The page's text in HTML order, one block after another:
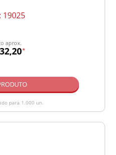
19025
aprox.
*
para 1.000 un.